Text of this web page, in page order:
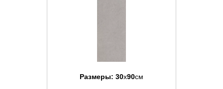
Размеры: 30x90см